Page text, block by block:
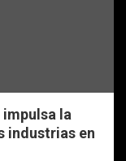
impulsa la
industrias en